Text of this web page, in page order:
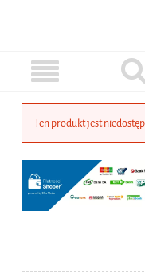
Ten produkt jest